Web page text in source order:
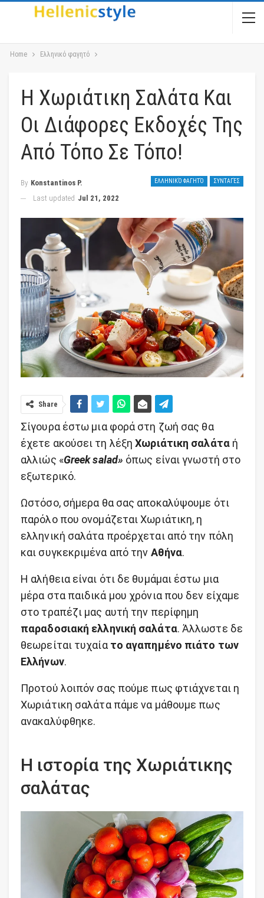
Home Ελληνικό φαγητό
Η Χωριάτικη Σαλάτα Και
Οι Διάφορες Εκδοχές Της
Από Τόπο Σε Τόπο!
ΕΛΛΗΝΙΚΌ ΦΑΓΗΤΌ ΣΥΝΤΑΓΈΣ
By Konstantinos P.
Last updated Jul 21, 2022
Share
Σίγουρα έστω μια φορά στη ζωή σας θα
έχετε ακούσει τη λέξηΧωριάτικη σαλάταή
αλλιώς «Greek salad» όπως είναι γνωστή στο
εξωτερικό.
Ωστόσο, σήμερα θα σας αποκαλύψουμε ότι
παρόλο που ονομάζεται Χωριάτικη, η
ελληνική σαλάτα προέρχεται από την πόλη
και συγκεκριμένα από την Αθήνα.
Η αλήθεια είναι ότι δε θυμάμαι έστω μια
μέρα στα παιδικά μου χρόνια που δεν είχαμε
στο τραπέζι μας αυτή την περίφημη
παραδοσιακή ελληνική σαλάτα. Άλλωστε δε
θεωρείται τυχαία το αγαπημένο πιάτο των
Ελλήνων.
Προτού λοιπόν σας πούμε πως φτιάχνεται η
Χωριάτικη σαλάτα πάμε να μάθουμε πως
ανακαλύφθηκε.
Η ιστορία της Χωριάτικης
σαλάτας